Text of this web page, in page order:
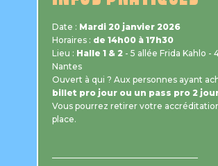
Date : Mardi 20 janvier 2026
Horaires : de 14h00 à 17h30
Lieu : Halle 1 & 2- 5 allée Frida Kahlo -
Nantes
Ouvert à qui ? Aux personnes ayant
billet pro jour ou un pass pro 2
Vous pourrez retirer votre
place.